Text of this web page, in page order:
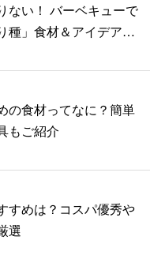
ない！ バーベキューで
種」食材＆アイデア総
の食材ってなに？簡単
もご紹介
すめは？コスパ優秀や
選